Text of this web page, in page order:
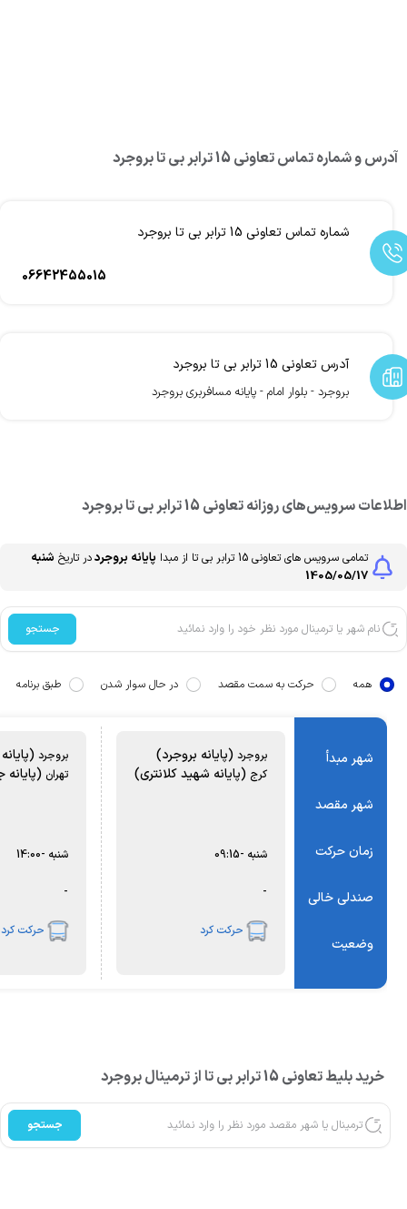
آدرس و شماره تماس تعاونی 15 ترابر بی تا بروجرد
شماره تماس تعاونی 15 ترابر بی تا بروجرد
06642455015
آدرس تعاونی 15 ترابر بی تا بروجرد
بروجرد - بلوار امام - پایانه مسافربری بروجرد
سرویس‌های روزانه تعاونی 15 ترابر بی تا بروجرد
تمامی سرویس های تعاونی 15 ترابر بی تا از مبدا پایانه بروجرددر تاریخ شنبه
1405/05/17
جستجو
همه حرکت به سمت مقصد در حال سوار شدن طبق برنامه
شهر مبدأ
شهر مقصد
زمان حرکت
صندلی خالی
وضعیت
بروجرد(پایانه بروجرد)
کرج(پایانه شهید کلانتری)
شنبه 09:15
حرکت کرد
بروجرد
تهران(پایانه
شنبه 14:00
حرکت کرد
خرید بلیط تعاونی 15 ترابر بی تا از ترمینال بروجرد
جستجو